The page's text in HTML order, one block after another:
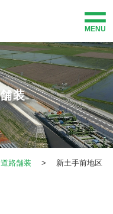
MENU
装
路舗装 > 新土手前地区